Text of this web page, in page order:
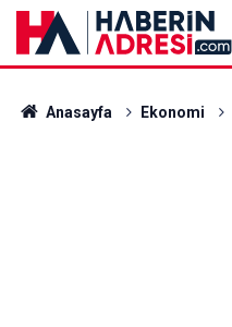
Anasayfa Ekonomi